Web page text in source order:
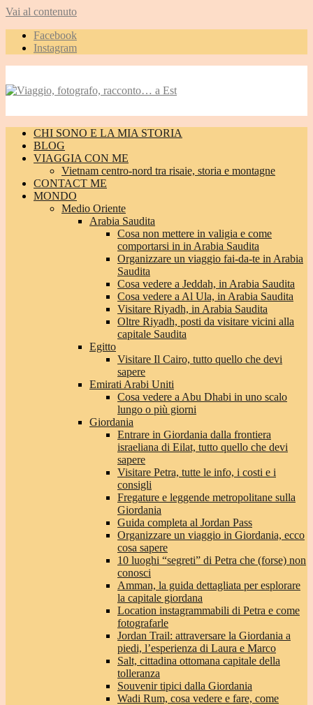
Vai al contenuto
Facebook
Instagram
CHI SONO E LA MIA STORIA
BLOG
VIAGGIA CON ME
Vietnam centro-nord tra risaie, storia e montagne
CONTACT ME
MONDO
Medio Oriente
Arabia Saudita
Cosa non mettere in valigia e come
comportarsi in in Arabia Saudita
Organizzare un viaggio fai-da-te in Arabia
Saudita
Cosa vedere a Jeddah, in Arabia Saudita
Cosa vedere a Al Ula, in Arabia Saudita
Visitare Riyadh, in Arabia Saudita
Oltre Riyadh, posti da visitare vicini alla
capitale Saudita
Egitto
Visitare Il Cairo, tutto quello che devi
sapere
Emirati Arabi Uniti
Cosa vedere a Abu Dhabi in uno scalo
lungo o più giorni
Giordania
Entrare in Giordania dalla frontiera
israeliana di Eilat, tutto quello che devi
sapere
Visitare Petra, tutte le info, i costi e i
consigli
Fregature e leggende metropolitane sulla
Giordania
Guida completa al Jordan Pass
Organizzare un viaggio in Giordania, ecco
cosa sapere
10 luoghi “segreti” di Petra che (forse) non
conosci
Amman, la guida dettagliata per esplorare
la capitale giordana
Location instagrammabili di Petra e come
fotografarle
Jordan Trail: attraversare la Giordania a
piedi, l’esperienza di Laura e Marco
Salt, cittadina ottomana capitale della
tolleranza
Souvenir tipici dalla Giordania
Wadi Rum, cosa vedere e fare, come